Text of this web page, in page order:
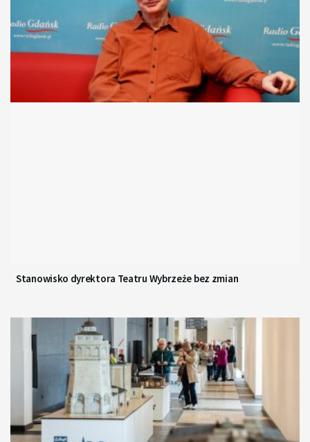
Stanowisko dyrektora Teatru Wybrzeże bez zmian